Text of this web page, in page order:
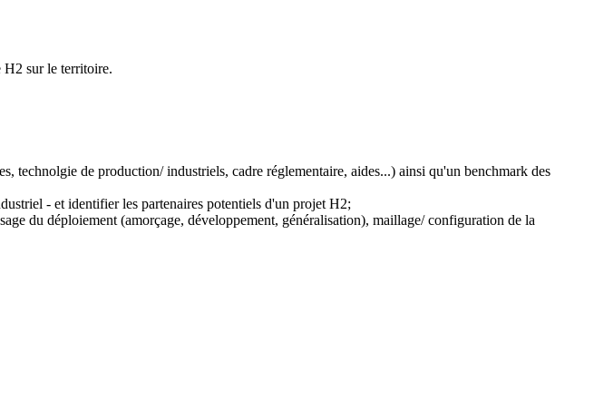
H2 sur le territoire.
technolgie de production/ industriels, cadre réglementaire, aides...) ainsi qu'un benchmark des
- et identifier les partenaires potentiels d'un projet H2;
du déploiement (amorçage, développement, généralisation), maillage/ configuration de la